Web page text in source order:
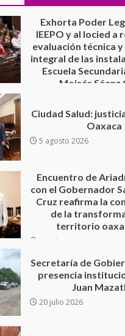
Moisés Sáenz
5 agosto 2026
Ciudad Salud:
Oaxaca
5 agosto 2026
con el Gobernador
Cruz reafirma la
de la
Secretaría de
presencia
Juan
20 julio 2026
Sanciona
de Juárez caso
animal tras
16 julio 2026